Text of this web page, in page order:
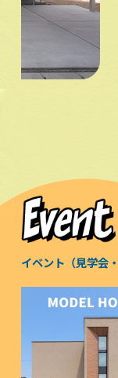
暮らしやすい
イベント（見学会